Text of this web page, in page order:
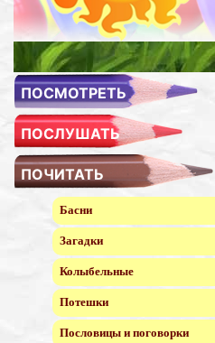
ПОСМОТРЕТЬ
ПОСЛУШАТЬ
ПОЧИТАТЬ
Басни
Загадки
Колыбельные
Потешки
Пословицы и поговорки